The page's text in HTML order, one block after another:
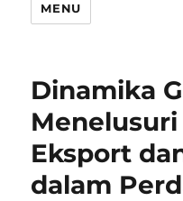
MENU
Dinamika
Eksport
dalam